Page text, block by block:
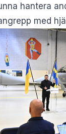
hantera
med